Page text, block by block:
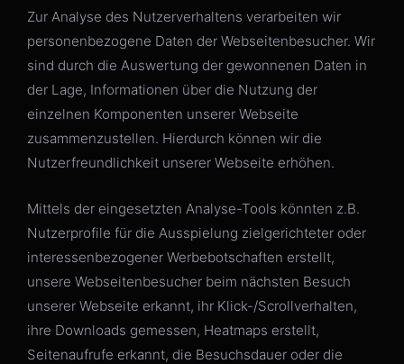
Zur Analyse des Nutzerverhaltens verarbeiten wir
personenbezogene Daten der Webseitenbesucher. Wir
sind durch die Auswertung der gewonnenen Daten in
der Lage, Informationen über die Nutzung der
einzelnen Komponenten unserer Webseite
zusammenzustellen. Hierdurch können wir die
Nutzerfreundlichkeit unserer Webseite erhöhen.
Mittels der eingesetzten Analyse-Tools könnten z.B.
Nutzerprofile für die Ausspielung zielgerichteter oder
interessenbezogener Werbebotschaften erstellt,
unsere Webseitenbesucher beim nächsten Besuch
unserer Webseite erkannt, ihr Klick-/Scrollverhalten,
ihre Downloads gemessen, Heatmaps erstellt,
Seitenaufrufe erkannt, die Besuchsdauer oder die